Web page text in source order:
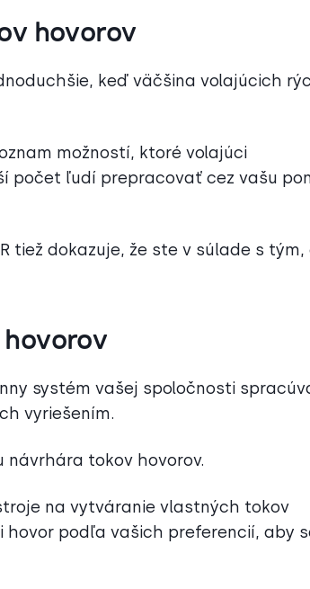
hovorov
keď väčšina volajúcich
možností, ktoré volajúci
počet ľudí prepracovať cez vašu
tiež dokazuje, že ste v súlade s tým,
systém vašej spoločnosti
vyriešením.
tokov hovorov.
na vytváranie vlastných tokov
hovor podľa vašich preferencií, aby